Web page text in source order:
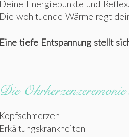
Deine Energiepunkte und
Die wohltuende Wärme regt
Eine tiefe Entspannung stellt
Die
Kopfschmerzen
Erkältungskrankheiten